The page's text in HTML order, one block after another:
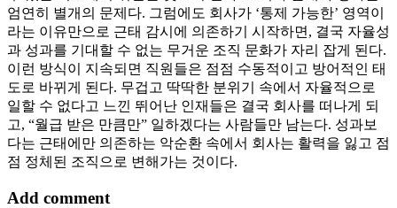
엄연히 별개의 문제다. 그럼에도 회사가 ‘통제 가능한’ 영역이
라는 이유만으로 근태 감시에 의존하기 시작하면, 결국 자율성
과 성과를 기대할 수 없는 무거운 조직 문화가 자리 잡게 된다.
이런 방식이 지속되면 직원들은 점점 수동적이고 방어적인 태
도로 바뀌게 된다. 무겁고 딱딱한 분위기 속에서 자율적으로
일할 수 없다고 느낀 뛰어난 인재들은 결국 회사를 떠나게 되
고, “월급 받은 만큼만” 일하겠다는 사람들만 남는다. 성과보
다는 근태에만 의존하는 악순환 속에서 회사는 활력을 잃고 점
점 정체된 조직으로 변해가는 것이다.
Add comment